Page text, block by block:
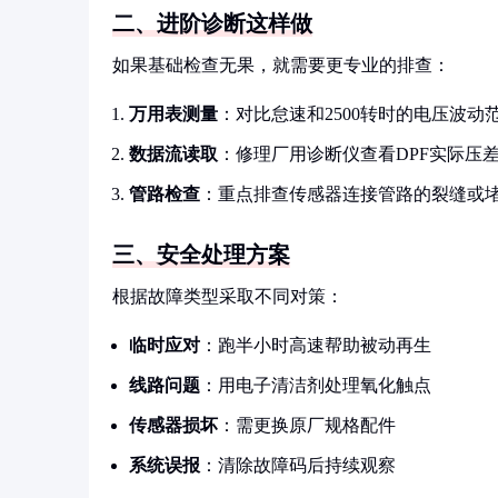
二、进阶诊断这样做
如果基础检查无果，就需要更专业的排查：
万用表测量 ：对比怠速和2500转时的电压波动
数据流读取 ：修理厂用诊断仪查看DPF实际压
管路检查 ：重点排查传感器连接管路的裂缝或
三、安全处理方案
根据故障类型采取不同对策：
临时应对 ：跑半小时高速帮助被动再生
线路问题 ：用电子清洁剂处理氧化触点
传感器损坏 ：需更换原厂规格配件
系统误报 ：清除故障码后持续观察